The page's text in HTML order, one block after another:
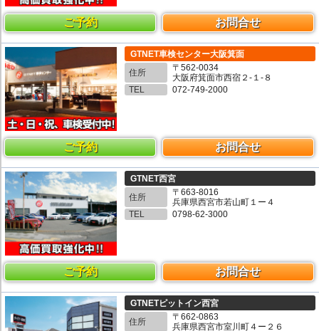
ご予約 お問合せ
GTNET車検センター大阪箕面
住所
〒562-0034
大阪府箕面市西宿２-１-８
TEL
072-749-2000
ご予約 お問合せ
GTNET西宮
住所
〒663-8016
兵庫県西宮市若山町１ー４
TEL
0798-62-3000
ご予約 お問合せ
GTNETピットイン西宮
住所
〒662-0863
兵庫県西宮市室川町４ー２６